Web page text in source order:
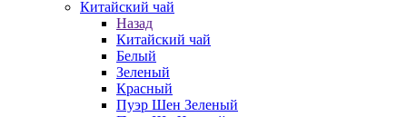
Китайский чай
Назад
Китайский чай
Белый
Зеленый
Красный
Пуэр Шен Зеленый